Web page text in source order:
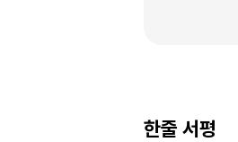
한줄 서평